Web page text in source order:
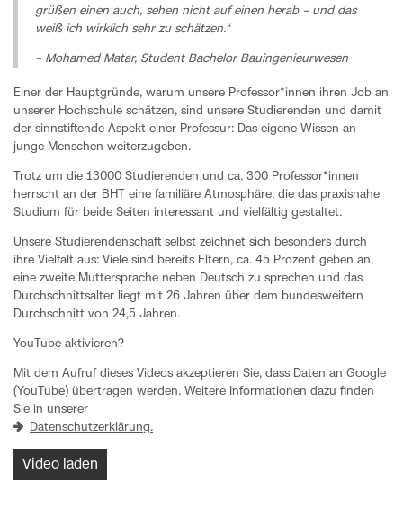
grüßen einen auch, sehen nicht auf einen herab – und das
weiß ich wirklich sehr zu schätzen.“
– Mohamed Matar, Student Bachelor Bauingenieurwesen
Einer der Hauptgründe, warum unsere Professor*innen ihren Job an
unserer Hochschule schätzen, sind unsere Studierenden und damit
der sinnstiftende Aspekt einer Professur: Das eigene Wissen an
junge Menschen weiterzugeben.
Trotz um die 13000 Studierenden und ca. 300 Professor*innen
herrscht an der BHT eine familiäre Atmosphäre, die das praxisnahe
Studium für beide Seiten interessant und vielfältig gestaltet.
Unsere Studierendenschaft selbst zeichnet sich besonders durch
ihre Vielfalt aus: Viele sind bereits Eltern, ca. 45 Prozent geben an,
eine zweite Muttersprache neben Deutsch zu sprechen und das
Durchschnittsalter liegt mit 26 Jahren über dem bundesweitern
Durchschnitt von 24,5 Jahren.
YouTube aktivieren?
Mit dem Aufruf dieses Videos akzeptieren Sie, dass Daten an Google
(YouTube) übertragen werden. Weitere Informationen dazu finden
Sie in unserer
Datenschutzerklärung.
Video laden